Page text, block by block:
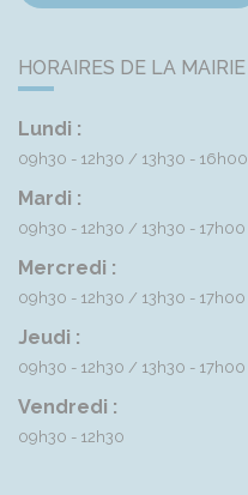
HORAIRES DE LA MAIRIE
Lundi :
09h30 - 12h30 13h30 - 16h00
Mardi :
09h30 - 12h30 13h30 - 17h00
Mercredi :
09h30 - 12h30 13h30 - 17h00
Jeudi :
09h30 - 12h30 13h30 - 17h00
Vendredi :
09h30 - 12h30